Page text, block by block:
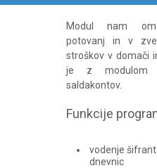
Modul nam
potovanj in v
stroškov v domači
je z modulom
saldakontov.
Funkcije
vodenje
dnevnic